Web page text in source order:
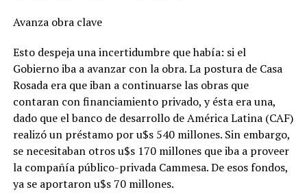
Avanza obra clave
Esto despeja una incertidumbre que había: si el
Gobierno iba a avanzar con la obra. La postura de Casa
Rosada era que iban a continuarse las obras que
contaran con financiamiento privado, y ésta era una,
dado que el banco de desarrollo de América Latina (CAF)
realizó un préstamo por u$s 540 millones. Sin embargo,
se necesitaban otros u$s 170 millones que iba a proveer
la compañía público-privada Cammesa. De esos fondos,
ya se aportaron u$s 70 millones.